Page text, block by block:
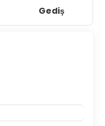
Gediş